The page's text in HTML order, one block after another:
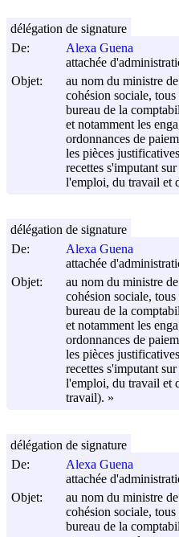
De:
Alexa Guena
attachée
Objet:
au nom du ministre
cohésion sociale,
bureau de la
et notamment les
ordonnances de
les pièces
recettes s'imputant
l'emploi, du travail et
délégation de signature
De:
Alexa Guena
attachée
Objet:
au nom du ministre
cohésion sociale,
bureau de la
et notamment les
ordonnances de
les pièces
recettes s'imputant
l'emploi, du travail et
travail). »
délégation de signature
De:
Alexa Guena
attachée
Objet:
au nom du ministre
cohésion sociale,
bureau de la
délégation de signature